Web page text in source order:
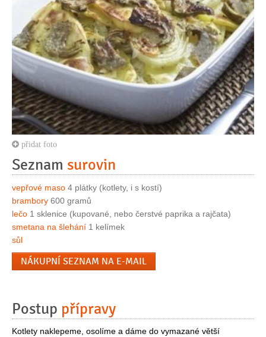
přidat foto
Seznam surovin
vepřové maso 4 plátky (kotlety, i s kostí)
brambory 600 gramů
lečo 1 sklenice (kupované, nebo čerstvé paprika a rajčata)
smetana na šlehání 1 kelímek
sůl
NÁKUPNÍ SEZNAM NA E-MAIL
Postup přípravy
Kotlety naklepeme, osolíme a dáme do vymazané větší